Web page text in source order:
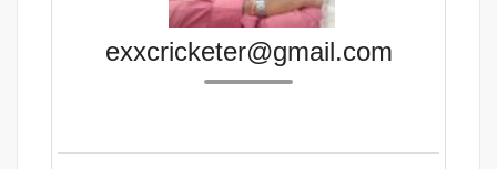
exxcricketer@gmail.com